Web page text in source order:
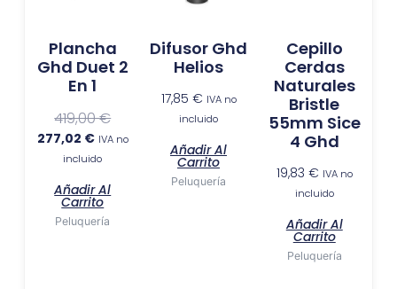
Plancha
Ghd Duet 2
En 1
419,00€
277,02 € IVA no
incluido
Añadir Al
Carrito
Peluquería
Difusor Ghd
Helios
17,85 € IVA no
incluido
Añadir Al
Carrito
Peluquería
Cepillo
Cerdas
Naturales
Bristle
55mm Sice
4 Ghd
19,83 € IVA no
incluido
Añadir Al
Carrito
Peluquería